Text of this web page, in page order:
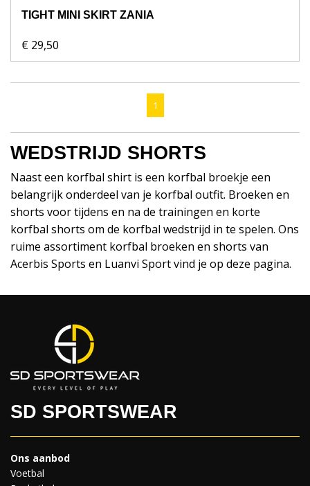
TIGHT MINI SKIRT ZANIA
€ 29,50
1
WEDSTRIJD SHORTS
Naast een korfbal shirt is een korfbal broekje een
belangrijk onderdeel van je korfbal outfit. Broeken en
shorts voor tijdens en na de trainingen en korte
korfbal shorts om de korfbal wedstrijd in te spelen. Ons
ruime assortiment korfbal broeken en shorts van
Acerbis Sports en Luanvi Sport vind je op deze pagina.
SD SPORTSWEAR
Ons aanbod
Voetbal